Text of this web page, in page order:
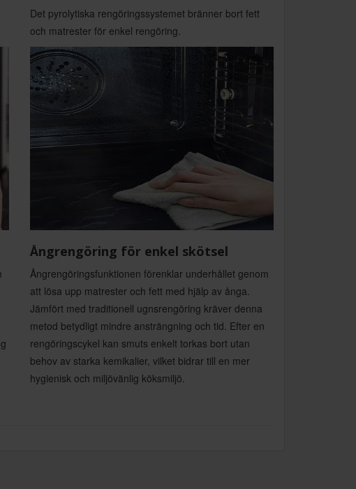
Det pyrolytiska rengöringssystemet bränner bort fett
och matrester för enkel rengöring.
Ångrengöring för enkel skötsel
Ångrengöringsfunktionen förenklar underhållet genom
att lösa upp matrester och fett med hjälp av ånga.
Jämfört med traditionell ugnsrengöring kräver denna
metod betydligt mindre ansträngning och tid. Efter en
rengöringscykel kan smuts enkelt torkas bort utan
behov av starka kemikalier, vilket bidrar till en mer
hygienisk och miljövänlig köksmiljö.